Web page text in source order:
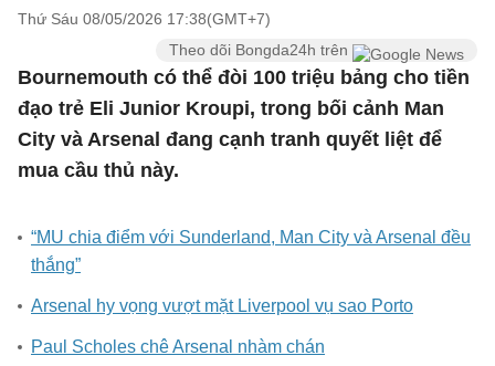
Thứ Sáu 08/05/2026 17:38(GMT+7)
Theo dõi Bongda24h trên
Bournemouth có thể đòi 100 triệu bảng cho tiền
đạo trẻ Eli Junior Kroupi, trong bối cảnh Man
City và Arsenal đang cạnh tranh quyết liệt để
mua cầu thủ này.
“MU chia điểm với Sunderland, Man City và Arsenal đều
thắng”
Arsenal hy vọng vượt mặt Liverpool vụ sao Porto
Paul Scholes chê Arsenal nhàm chán